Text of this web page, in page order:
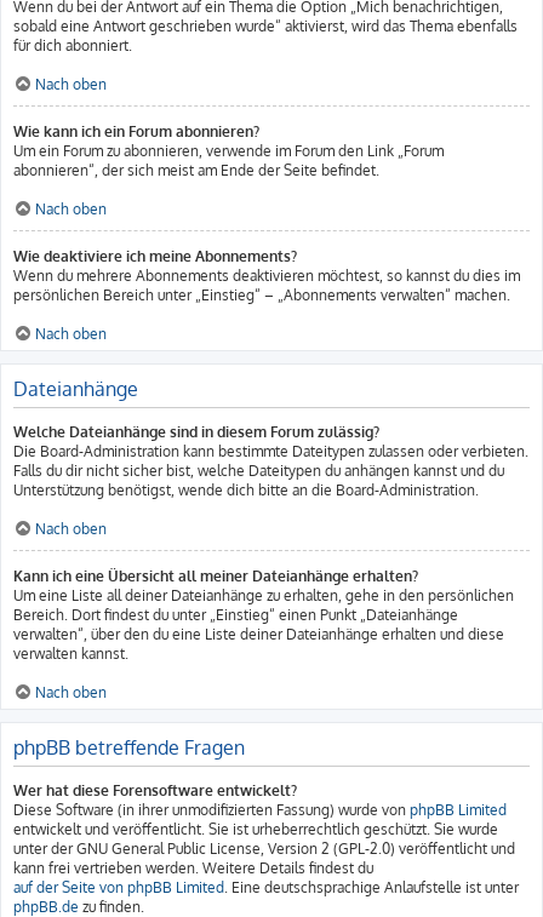
Wenn du bei der Antwort auf ein Thema die Option „Mich benachrichtigen,
sobald eine Antwort geschrieben wurde“ aktivierst, wird das Thema ebenfalls
für dich abonniert.
Nach oben
Wie kann ich ein Forum abonnieren?
Um ein Forum zu abonnieren, verwende im Forum den Link „Forum
abonnieren“, der sich meist am Ende der Seite befindet.
Nach oben
Wie deaktiviere ich meine Abonnements?
Wenn du mehrere Abonnements deaktivieren möchtest, so kannst du dies im
persönlichen Bereich unter „Einstieg“ – „Abonnements verwalten“ machen.
Nach oben
Dateianhänge
Welche Dateianhänge sind in diesem Forum zulässig?
Die Board-Administration kann bestimmte Dateitypen zulassen oder verbieten.
Falls du dir nicht sicher bist, welche Dateitypen du anhängen kannst und du
Unterstützung benötigst, wende dich bitte an die Board-Administration.
Nach oben
Kann ich eine Übersicht all meiner Dateianhänge erhalten?
Um eine Liste all deiner Dateianhänge zu erhalten, gehe in den persönlichen
Bereich. Dort findest du unter „Einstieg“ einen Punkt „Dateianhänge
verwalten“, über den du eine Liste deiner Dateianhänge erhalten und diese
verwalten kannst.
Nach oben
phpBB betreffende Fragen
Wer hat diese Forensoftware entwickelt?
Diese Software (in ihrer unmodifizierten Fassung) wurde von phpBB Limited
entwickelt und veröffentlicht. Sie ist urheberrechtlich geschützt. Sie wurde
unter der GNU General Public License, Version 2 (GPL-2.0) veröffentlicht und
kann frei vertrieben werden. Weitere Details findest du
auf der Seite von phpBB Limited. Eine deutschsprachige Anlaufstelle ist unter
phpBB.de zu finden.